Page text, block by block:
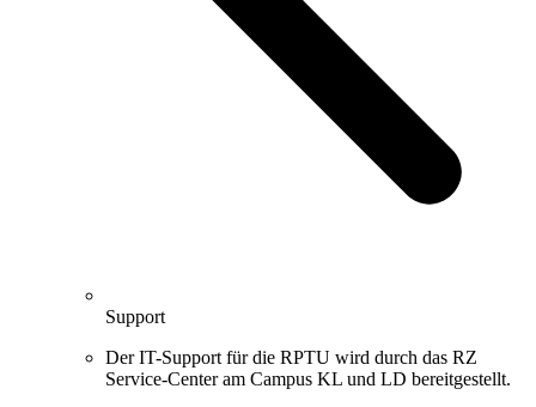
Support
Der IT-Support für die RPTU wird durch das RZ
Service-Center am Campus KL und LD bereitgestellt.